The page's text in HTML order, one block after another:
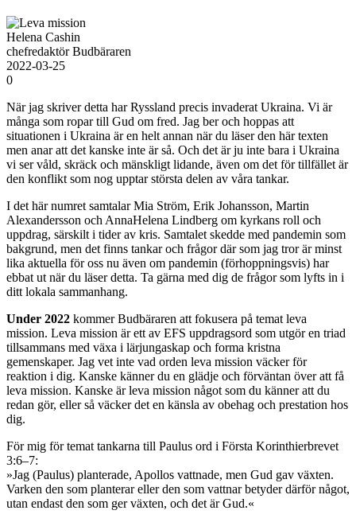
Helena Cashin
chefredaktör Budbäraren
2022-03-25
0
När jag skriver detta har Ryssland precis invaderat Ukraina. Vi är
många som ropar till Gud om fred. Jag ber och hoppas att
situationen i Ukraina är en helt annan när du läser den här texten
men anar att det kanske inte är så. Och det är ju inte bara i Ukraina
vi ser våld, skräck och mänskligt lidande, även om det för tillfället är
den konflikt som nog upptar största delen av våra tankar.
I det här numret samtalar Mia Ström, Erik Johansson, Martin
Alexandersson och AnnaHelena Lindberg om kyrkans roll och
uppdrag, särskilt i tider av kris. Samtalet skedde med pandemin som
bakgrund, men det finns tankar och frågor där som jag tror är minst
lika aktuella för oss nu även om pandemin (förhoppningsvis) har
ebbat ut när du läser detta. Ta gärna med dig de frågor som lyfts in i
ditt lokala sammanhang.
Under 2022 kommer Budbäraren att fokusera på temat leva
mission. Leva mission är ett av EFS uppdragsord som utgör en triad
tillsammans med växa i lärjungaskap och forma kristna
gemenskaper. Jag vet inte vad orden leva mission väcker för
reaktion i dig. Kanske känner du en glädje och förväntan över att få
leva mission. Kanske är leva mission något som du känner att du
redan gör, eller så väcker det en känsla av obehag och prestation hos
dig.
För mig för temat tankarna till Paulus ord i Första Korinthierbrevet
3:6–7:
»Jag (Paulus) planterade, Apollos vattnade, men Gud gav växten.
Varken den som planterar eller den som vattnar betyder därför något,
utan endast den som ger växten, och det är Gud.«